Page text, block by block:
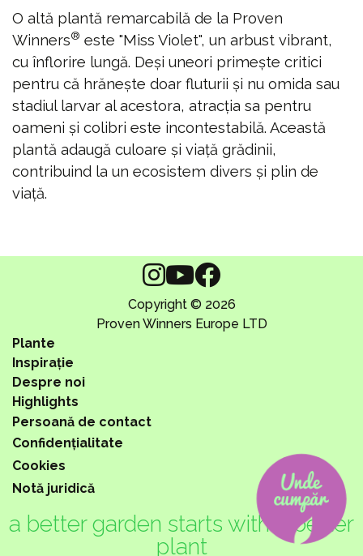
O altă plantă remarcabilă de la Proven
Winners® este "Miss Violet", un arbust vibrant,
cu înflorire lungă. Deși uneori primește critici
pentru că hrănește doar fluturii și nu omida sau
stadiul larvar al acestora, atracția sa pentru
oameni și colibri este incontestabilă. Această
plantă adaugă culoare și viață grădinii,
contribuind la un ecosistem divers și plin de
viață.
Copyright © 2026
Proven Winners Europe LTD
Plante
Inspirație
Despre noi
Confidențialitate
Cookies
Notă juridică
Highlights
Persoană de contact
a better garden starts with a better
plant